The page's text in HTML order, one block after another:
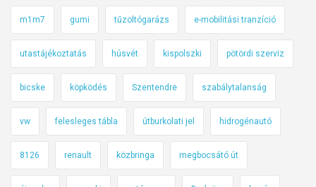
m1m7 gumi tűzoltógarázs e-mobilitási tranzíció
utastájékoztatás húsvét kispolszki pötördi szerviz
bicske köpködés Szentendre szabálytalanság
vw felesleges tábla útburkolati jel hidrogénautó
8126 renault közbringa megbocsátó út